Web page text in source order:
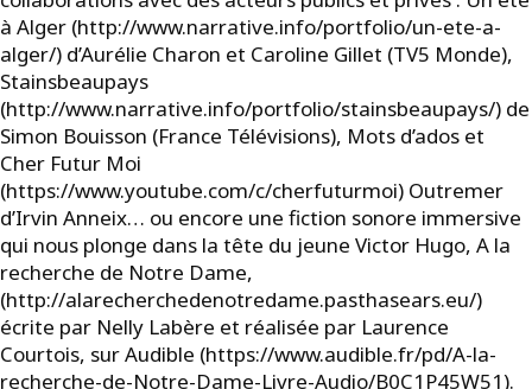
à Alger (http://www.narrative.info/portfolio/un-ete-a-
alger/) d’Aurélie Charon et Caroline Gillet (TV5 Monde),
Stainsbeaupays
(http://www.narrative.info/portfolio/stainsbeaupays/) de
Simon Bouisson (France Télévisions), Mots d’ados et
Cher Futur Moi
(https://www.youtube.com/c/cherfuturmoi) Outremer
d’Irvin Anneix… ou encore une fiction sonore immersive
qui nous plonge dans la tête du jeune Victor Hugo, A la
recherche de Notre Dame,
(http://alarecherchedenotredame.pasthasears.eu/)
écrite par Nelly Labère et réalisée par Laurence
Courtois, sur Audible (https://www.audible.fr/pd/A-la-
recherche-de-Notre-Dame-Livre-Audio/B0C1P45W51).